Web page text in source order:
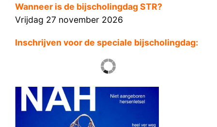
Wanneer is de bijscholingdag STR?
Vrijdag 27 november 2026
Inschrijven voor de speciale bijscholingdag: